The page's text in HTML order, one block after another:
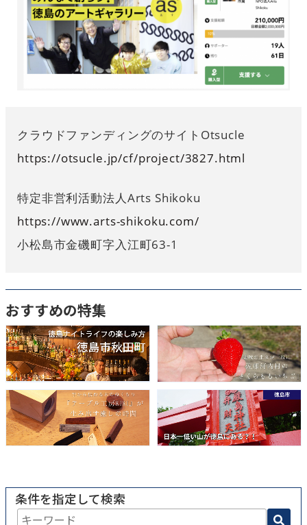
クラウドファンディングのサイトOtsucle
https://otsucle.jp/cf/project/3827.html
特定非営利活動法人Arts Shikoku
https://www.arts-shikoku.com/
小松島市金磯町字入江町63-1
おすすめの特集
条件を指定して検索